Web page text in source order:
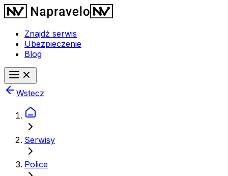
Znajdź serwis
Ubezpieczenie
Blog
Wstecz
Serwisy
Police